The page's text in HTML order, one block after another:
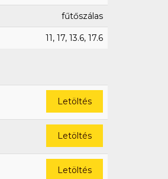
fűtőszálas
11, 17, 13.6, 17.6
Letöltés
Letöltés
Letöltés